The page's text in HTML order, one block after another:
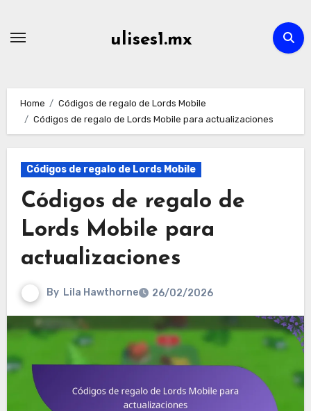
ulises1.mx
Home
Códigos de regalo de Lords Mobile
Códigos de regalo de Lords Mobile para actualizaciones
Códigos de regalo de Lords Mobile
Códigos de regalo de
Lords Mobile para
actualizaciones
By Lila Hawthorne 26/02/2026